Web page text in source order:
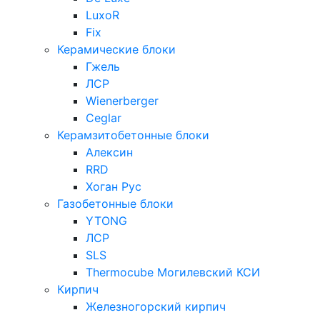
LuxoR
Fix
Керамические блоки
Гжель
ЛСР
Wienerberger
Ceglar
Керамзитобетонные блоки
Алексин
RRD
Хоган Рус
Газобетонные блоки
YTONG
ЛСР
SLS
Thermocube Могилевский КСИ
Кирпич
Железногорский кирпич